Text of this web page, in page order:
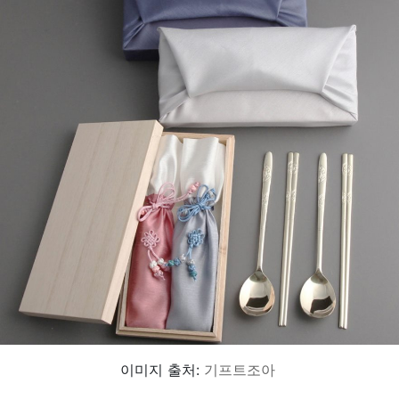
이미지 출처: 기프트조아